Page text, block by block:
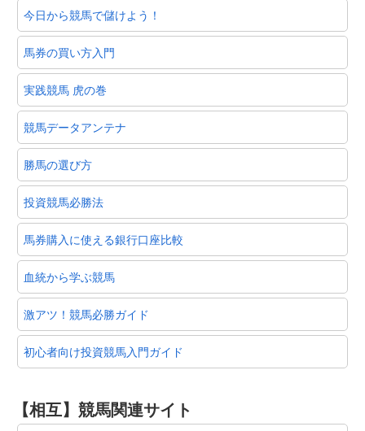
今日から競馬で儲けよう！
馬券の買い方入門
実践競馬 虎の巻
競馬データアンテナ
勝馬の選び方
投資競馬必勝法
馬券購入に使える銀行口座比較
血統から学ぶ競馬
激アツ！競馬必勝ガイド
初心者向け投資競馬入門ガイド
【相互】競馬関連サイト